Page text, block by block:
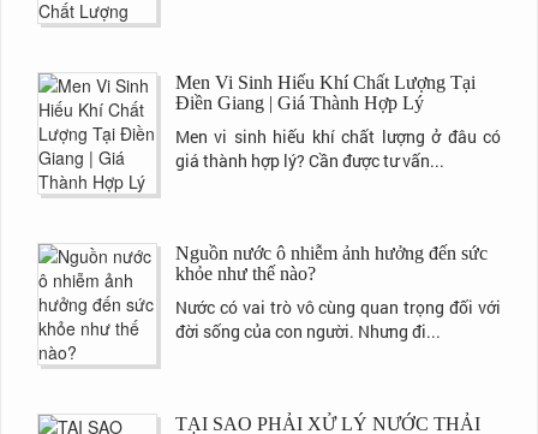
Men Vi Sinh Hiếu Khí Chất Lượng Tại
Điền Giang | Giá Thành Hợp Lý
Men vi sinh hiếu khí chất lượng ở đâu có
giá thành hợp lý? Cần được tư vấn...
Nguồn nước ô nhiễm ảnh hưởng đến sức
khỏe như thế nào?
Nước có vai trò vô cùng quan trọng đối với
đời sống của con người. Nhưng đi...
TẠI SAO PHẢI XỬ LÝ NƯỚC THẢI